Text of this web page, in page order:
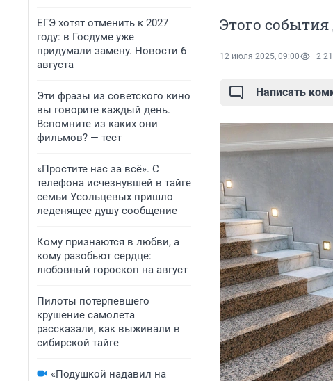
ЕГЭ хотят отменить к 2027
году: в Госдуме уже
придумали замену. Новости 6
августа
Эти фразы из советского кино
вы говорите каждый день.
Вспомните из каких они
фильмов? — тест
«Простите нас за всё». С
телефона исчезнувшей в тайге
семьи Усольцевых пришло
леденящее душу сообщение
Кому признаются в любви, а
кому разобьют сердце:
любовный гороскоп на август
Пилоты потерпевшего
крушение самолета
рассказали, как выживали в
сибирской тайге
«Подушкой надавил на
Этого
12 июля 2025, 09:00 2
Написать